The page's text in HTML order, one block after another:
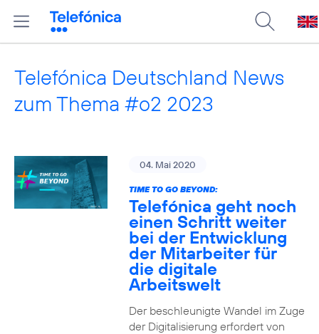
Telefónica Deutschland News
zum Thema #o2 2023
04. Mai 2020
TIME TO GO BEYOND:
Telefónica geht noch
einen Schritt weiter
bei der Entwicklung
der Mitarbeiter für
die digitale
Arbeitswelt
Der beschleunigte Wandel im Zuge
der Digitalisierung erfordert von